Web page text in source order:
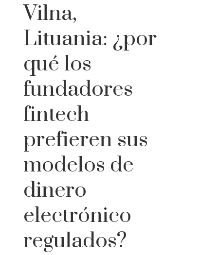
Vilna,
Lituania: ¿por
qué los
fundadores
fintech
prefieren sus
modelos de
dinero
electrónico
regulados?